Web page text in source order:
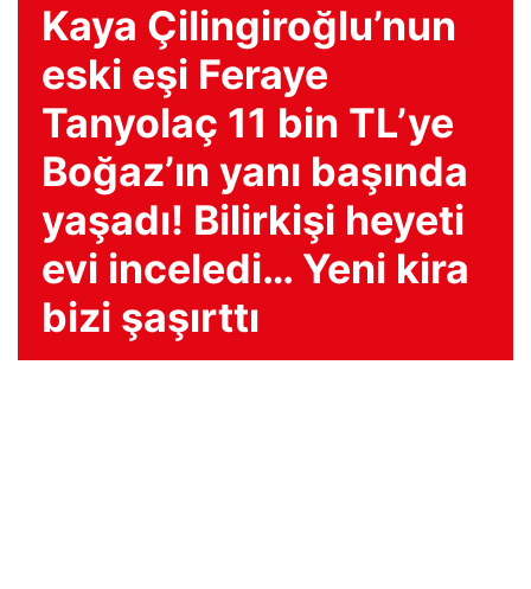
Kaya Çilingiroğlu’nun
eski eşi Feraye
Tanyolaç 11 bin TL’ye
Boğaz’ın yanı başında
yaşadı! Bilirkişi heyeti
evi inceledi… Yeni kira
bizi şaşırttı